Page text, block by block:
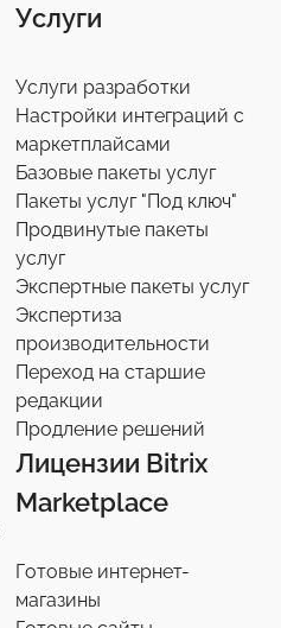
Услуги
Услуги разработки
Настройки интеграций с
маркетплайсами
Базовые пакеты услуг
Пакеты услуг "Под ключ"
Продвинутые пакеты
услуг
Экспертные пакеты услуг
Экспертиза
производительности
Переход на старшие
редакции
Продление решений
Лицензии Bitrix
Marketplace
Готовые интернет-
магазины